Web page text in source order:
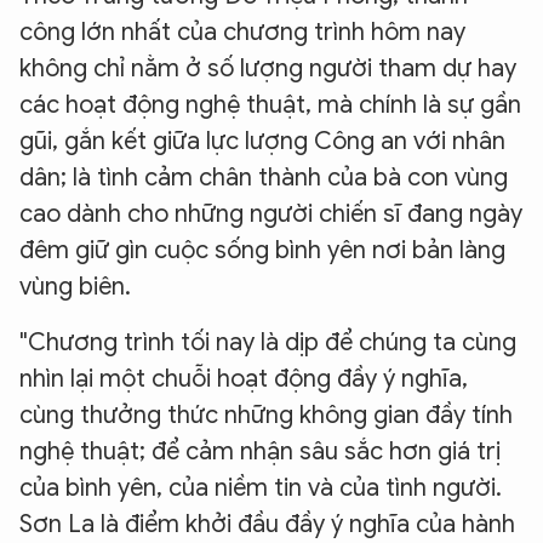
công lớn nhất của chương trình hôm nay
không chỉ nằm ở số lượng người tham dự hay
các hoạt động nghệ thuật, mà chính là sự gần
gũi, gắn kết giữa lực lượng Công an với nhân
dân; là tình cảm chân thành của bà con vùng
cao dành cho những người chiến sĩ đang ngày
đêm giữ gìn cuộc sống bình yên nơi bản làng
vùng biên.
"Chương trình tối nay là dịp để chúng ta cùng
nhìn lại một chuỗi hoạt động đầy ý nghĩa,
cùng thưởng thức những không gian đầy tính
nghệ thuật; để cảm nhận sâu sắc hơn giá trị
của bình yên, của niềm tin và của tình người.
Sơn La là điểm khởi đầu đầy ý nghĩa của hành